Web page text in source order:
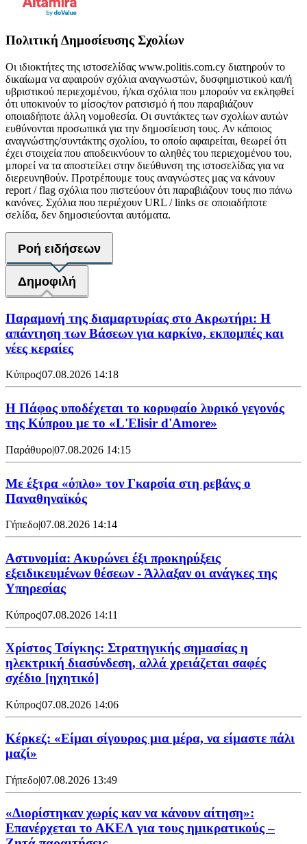
Πολιτική Δημοσίευσης Σχολίων
Οι ιδιοκτήτες της ιστοσελίδας www.politis.com.cy διατηρούν το
δικαίωμα να αφαιρούν σχόλια αναγνωστών, δυσφημιστικού και/ή
υβριστικού περιεχομένου, ή/και σχόλια που μπορούν να εκληφθεί
ότι υποκινούν το μίσος/τον ρατσισμό ή που παραβιάζουν
οποιαδήποτε άλλη νομοθεσία. Οι συντάκτες των σχολίων αυτών
ευθύνονται προσωπικά για την δημοσίευση τους. Αν κάποιος
αναγνώστης/συντάκτης σχολίου, το οποίο αφαιρείται, θεωρεί ότι
έχει στοιχεία που αποδεικνύουν το αληθές του περιεχομένου του,
μπορεί να τα αποστείλει στην διεύθυνση της ιστοσελίδας για να
διερευνηθούν. Προτρέπουμε τους αναγνώστες μας να κάνουν
report / flag σχόλια που πιστεύουν ότι παραβιάζουν τους πιο πάνω
κανόνες. Σχόλια που περιέχουν URL / links σε οποιαδήποτε
σελίδα, δεν δημοσιεύονται αυτόματα.
Ροή ειδήσεων
Δημοφιλή
Παραμονή της διαμαρτυρίας στο Ακρωτήρι: Η
απάντηση των Βάσεων για καρκίνο, εκπομπές και
νέες κεραίες
Κύπρος|07.08.2026 14:18
Η Πάφος υποδέχεται το κορυφαίο λυρικό γεγονός
της Κύπρου με το «L'Elisir d'Amore»
Παράθυρο|07.08.2026 14:15
Mε έξτρα «όπλο» τον Γκαρσία στη ρεβάνς ο
Παναθηναϊκός
Γήπεδο|07.08.2026 14:14
Αστυνομία: Ακυρώνει έξι προκηρύξεις
εξειδικευμένων θέσεων - Άλλαξαν οι ανάγκες της
Υπηρεσίας
Κύπρος|07.08.2026 14:11
Χρίστος Τσίγκης: Στρατηγικής σημασίας η
ηλεκτρική διασύνδεση, αλλά χρειάζεται σαφές
σχέδιο [ηχητικό]
Κύπρος|07.08.2026 14:06
Κέρκεζ: «Είμαι σίγουρος μια μέρα, να είμαστε πάλι
μαζί»
Γήπεδο|07.08.2026 13:49
«Διορίστηκαν χωρίς καν να κάνουν αίτηση»:
Επανέρχεται το ΑΚΕΛ για τους ημικρατικούς –